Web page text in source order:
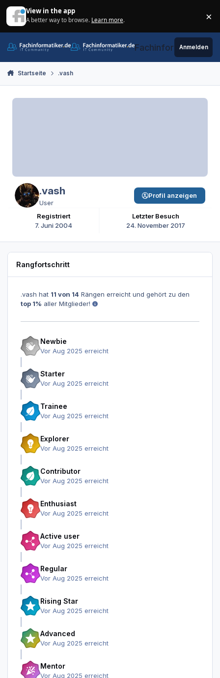
View in the app
A better way to browse. Learn more. ×
Fachinformatiker.de
Anmelden
Startseite .vash
.vash
User
Registriert
7. Juni 2004
Letzter Besuch
24. November 2017
Profil anzeigen
Rangfortschritt
.vash hat 11 von 14 Rängen erreicht und gehört zu den
top 1% aller Mitglieder!
Newbie
Vor Aug 2025 erreicht
Starter
Vor Aug 2025 erreicht
Trainee
Vor Aug 2025 erreicht
Explorer
Vor Aug 2025 erreicht
Contributor
Vor Aug 2025 erreicht
Enthusiast
Vor Aug 2025 erreicht
Active user
Vor Aug 2025 erreicht
Regular
Vor Aug 2025 erreicht
Rising Star
Vor Aug 2025 erreicht
Advanced
Vor Aug 2025 erreicht
Mentor
Vor Aug 2025 erreicht